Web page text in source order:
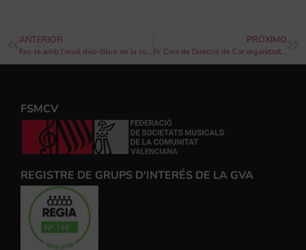
ANTERIOR
Fes-te amb l’onzé disc-llibre de la col·lecció “Societats Musicals de la Comunitat Valenciana” aquest dissabte 13 d’abril gràcies a Levante-EMV
PRÓXIMO
IV Curs de Direcció de Cor organitzat per la Unió Musical d’Alaquàs
FSMCV
REGISTRE DE GRUPS D'INTERÉS DE LA GVA